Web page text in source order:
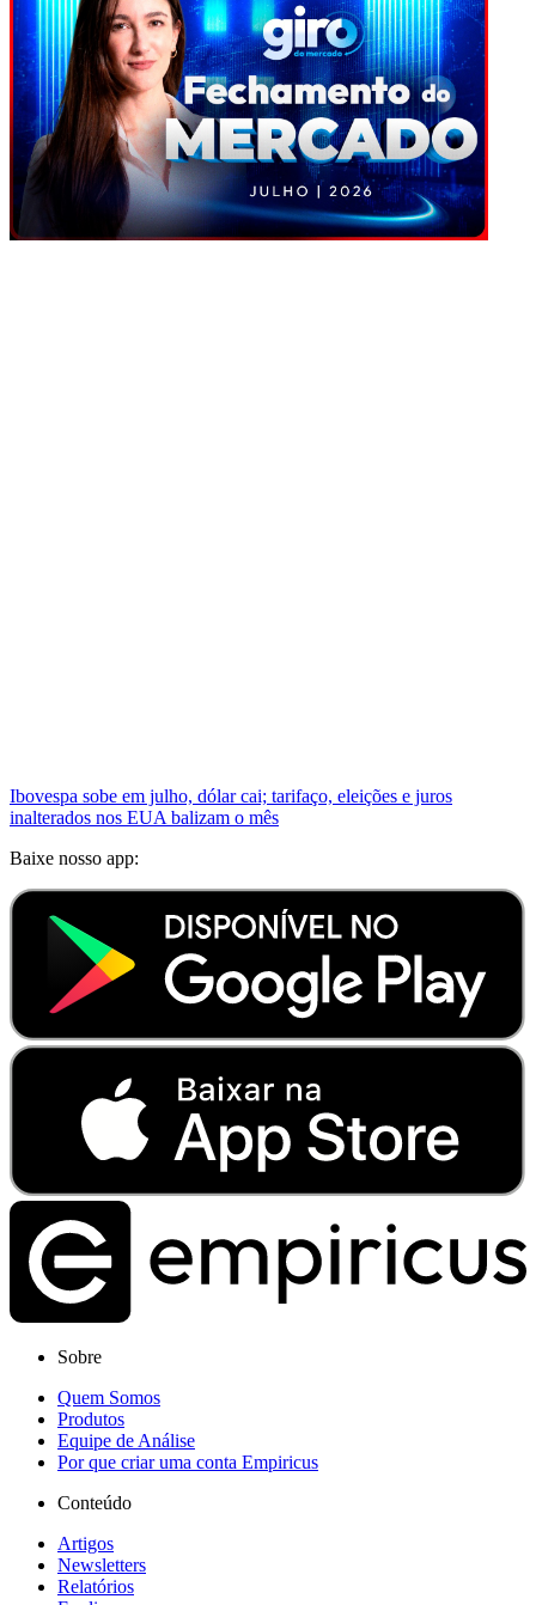
Ibovespa sobe em julho, dólar cai; tarifaço, eleições e juros
inalterados nos EUA balizam o mês
Baixe nosso app:
Sobre
Quem Somos
Produtos
Equipe de Análise
Por que criar uma conta Empiricus
Conteúdo
Artigos
Newsletters
Relatórios